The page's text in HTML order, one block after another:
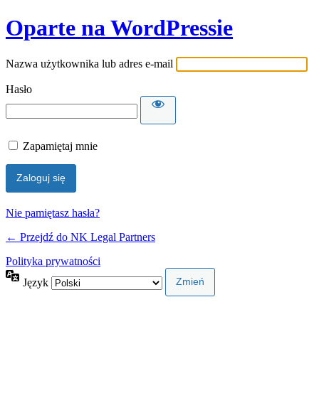
Oparte na WordPressie
Nazwa użytkownika lub adres e-mail
Hasło
Zapamiętaj mnie
Nie pamiętasz hasła?
← Przejdź do NK Legal Partners
Polityka prywatności
Język